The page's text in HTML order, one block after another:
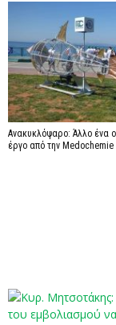
Ανακυκλόψαρο: Άλλο ένα
έργο από την